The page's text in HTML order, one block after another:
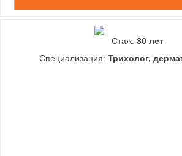
Стаж: 30 лет
Специализация: Трихолог,